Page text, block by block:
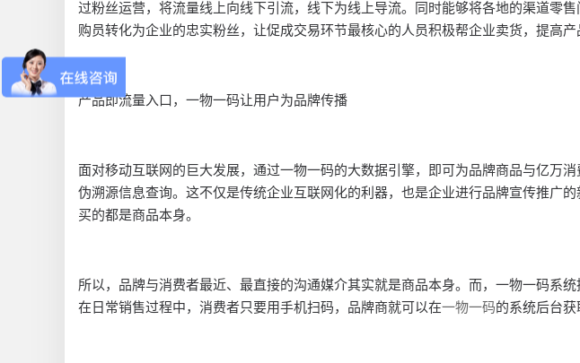
过粉丝运营，将流量线上向线下引流，线下为线上导流。同时能够将各地的渠道零
购员转化为企业的忠实粉丝，让促成交易环节最核心的人员积极帮企业卖货，提高
产品即流量入口，一物一码让用户为品牌传播
面对移动互联网的巨大发展，通过一物一码的大数据引擎，即可为品牌商品与亿万
伪溯源信息查询。这不仅是传统企业互联网化的利器，也是企业进行品牌宣传推广
买的都是商品本身。
所以，品牌与消费者最近、最直接的沟通媒介其实就是商品本身。而，一物一码系
在日常销售过程中，消费者只要用手机扫码，品牌商就可以在一物一码的系统后台获